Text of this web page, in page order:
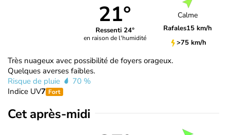
21°
Ressenti 24°
en raison de l'humidité
Calme
Rafales15 km/h
>75 km/h
Très nuageux avec possibilité de foyers orageux.
Quelques averses faibles.
Risque de pluie
70 %
Indice UV7 Fort
Cet après-midi